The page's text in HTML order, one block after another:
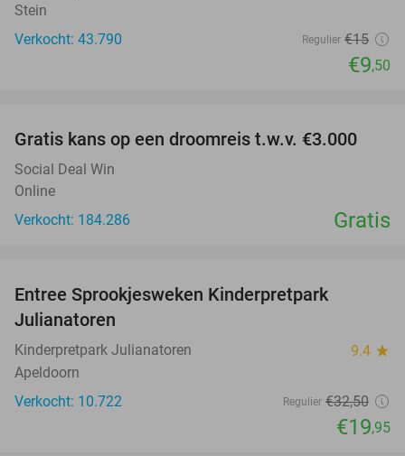
Stein
Verkocht: 43.790
Regulier €15
€9,50
Gratis kans op een droomreis t.w.v. €3.000
Social Deal Win
Online
Verkocht: 184.286
Gratis
Entree Sprookjesweken Kinderpretpark
Julianatoren
Kinderpretpark Julianatoren 9.4 star
Apeldoorn
Verkocht: 10.722
Regulier €32,50
€19,95